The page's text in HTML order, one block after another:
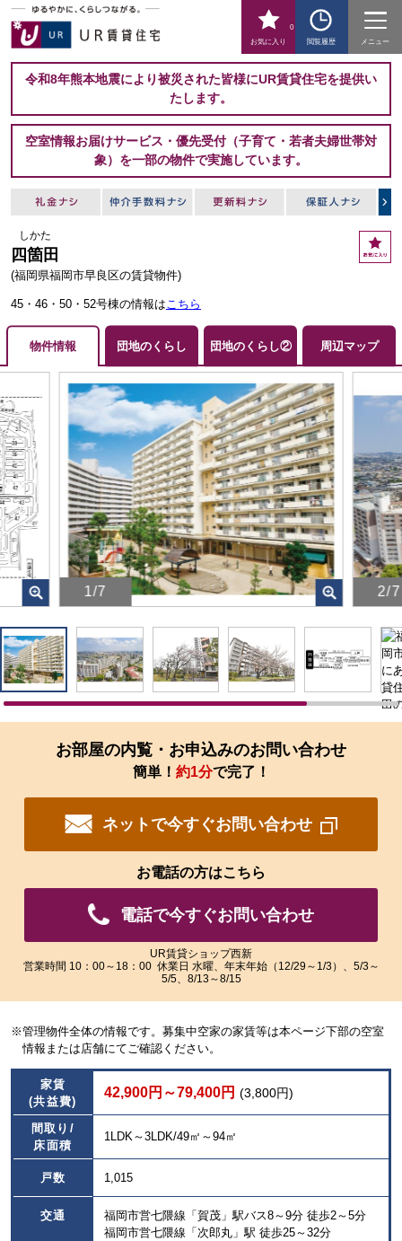
お気に入り
0
閲覧履歴
メニュー
令和8年熊本地震により被災された皆様にUR賃貸住宅を提供い
たします。
空室情報お届けサービス・優先受付（子育て・若者夫婦世帯対
象）を一部の物件で実施しています。
しかた
四箇田
(福岡県福岡市早良区の賃貸物件)
45・46・50・52号棟の情報はこちら
お
気
物件情報 団地のくらし 団地のくらし② 周辺マップ
1/7
画
像
を
ク
リ
す
拡
大
さ
い
だ
ま
す。
2/7
画
を
リ
拡
い
だ
ま
お部屋の内覧・お申込みのお問い合わせ
簡単！ 約1分で完了！
ネットで今すぐお問い合わせ
お電話の方はこちら
電話で今すぐお問い合わせ
UR賃貸ショップ西新
営業時間 10：00～18：00 休業日 水曜、年末年始（12/29～1/3）、5/3～
5/5、8/13～8/15
※管理物件全体の情報です。募集中空家の家賃等は本ページ下部の空室
情報または店舗にてご確認ください。
家賃
(共益費)
42,900円～79,400円 (3,800円)
間取り/
床面積
1LDK～3LDK/49㎡～94㎡
戸数 1,015
交通
福岡市営七隈線「賀茂」駅バス8～9分 徒歩2～5分
福岡市営七隈線「次郎丸」駅 徒歩25～32分